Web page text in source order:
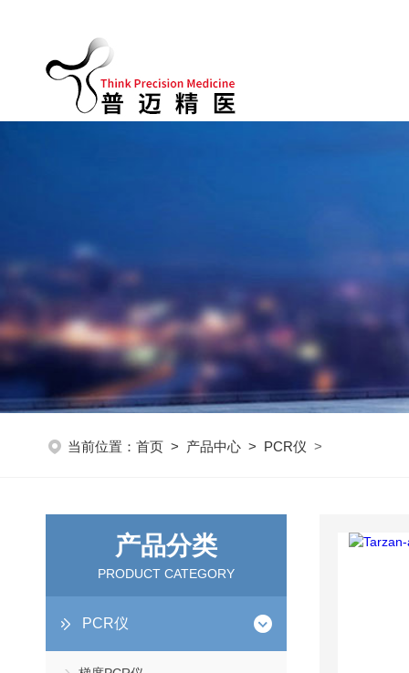
当前位置： 首页 > 产品中心 > PCR仪 >
产品分类
PRODUCT CATEGORY
PCR仪